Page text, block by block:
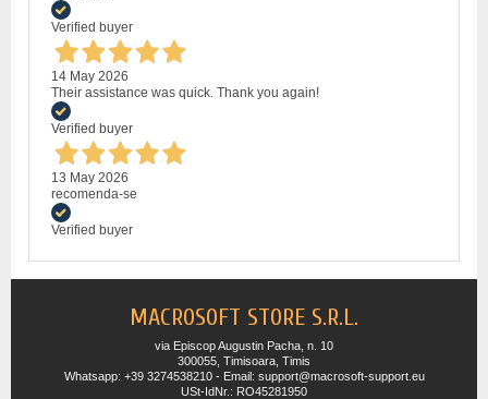
Verified buyer
14 May 2026
Their assistance was quick. Thank you again!
Verified buyer
13 May 2026
recomenda-se
Verified buyer
MACROSOFT STORE S.R.L.
via Episcop Augustin Pacha, n. 10
300055, Timisoara, Timis
Whatsapp: +39 3274538210 - Email: support@macrosoft-support.eu
USt-IdNr.: RO45281950